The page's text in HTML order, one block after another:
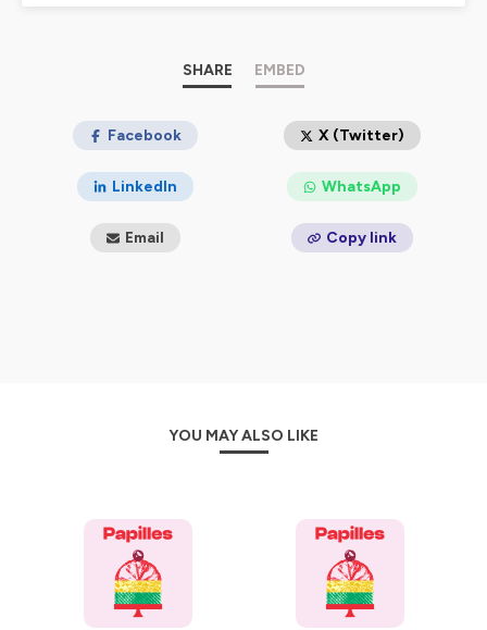
quotidien lorsqu'ils créent leurs desserts d'exception.
papillespodcast.com
Hébergé par Ausha. Visitez
ausha.co/politique-de-
confidentialitepour plus d'informations.
SHARE EMBED
Facebook X (Twitter)
LinkedIn WhatsApp
Email Copy link
YOU MAY ALSO LIKE